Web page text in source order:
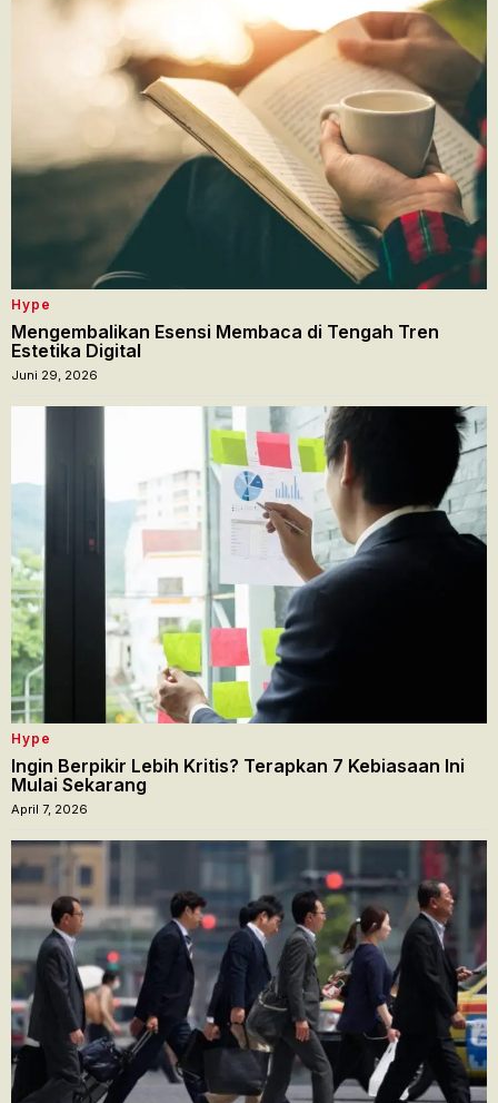
Hype
Mengembalikan Esensi Membaca di Tengah Tren
Estetika Digital
Juni 29, 2026
Hype
Ingin Berpikir Lebih Kritis? Terapkan 7 Kebiasaan Ini
Mulai Sekarang
April 7, 2026